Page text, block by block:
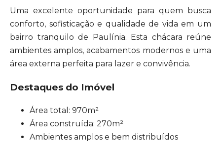
Uma excelente oportunidade para quem busca
conforto, sofisticação e qualidade de vida em um
bairro tranquilo de Paulínia. Esta chácara reúne
ambientes amplos, acabamentos modernos e uma
área externa perfeita para lazer e convivência.
Destaques do Imóvel
Área total: 970m²
Área construída: 270m²
Ambientes amplos e bem distribuídos